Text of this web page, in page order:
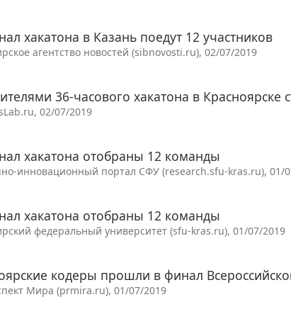
хакатона в Казань поедут 12 участников
агентство новостей (sibnovosti.ru), 02/07/2019
36-часового хакатона в Красноярске
02/07/2019
хакатона отобраны 12 команды
инновационный портал СФУ (research.sfu-kras.ru), 01/
хакатона отобраны 12 команды
федеральный университет (sfu-kras.ru), 01/07/2019
кодеры прошли в финал
Мира (prmira.ru), 01/07/2019